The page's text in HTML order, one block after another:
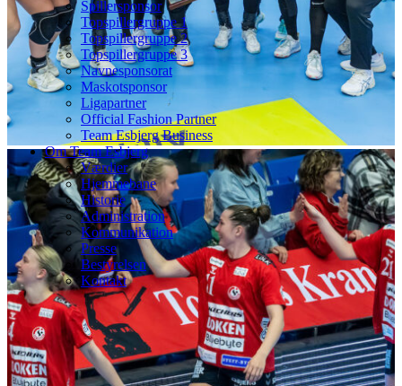
Spillersponsor
Topspillergruppe 1
Topspillergruppe 2
Topspillergruppe 3
Navnesponsorat
Maskotsponsor
Ligapartner
Official Fashion Partner
Team Esbjerg Business
Om Team Esbjerg
Værdier
Hjemmebane
Historie
Administration
Kommunikation
Presse
Bestyrelsen
Kontakt